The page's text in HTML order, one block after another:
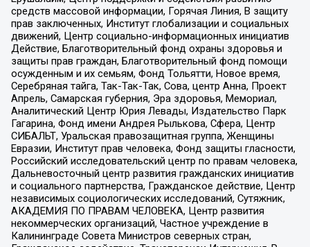
средств массовой информации, Горячая Линия, В защиту
прав заключенных, Институт глобализации и социальных
движений, Центр социально-информационных инициатив
Действие, Благотворительный фонд охраны здоровья и
защиты прав граждан, Благотворительный фонд помощи
осужденным и их семьям, Фонд Тольятти, Новое время,
Серебряная тайга, Так-Так-Так, Сова, центр Анна, Проект
Апрель, Самарская губерния, Эра здоровья, Мемориал,
Аналитический Центр Юрия Левады, Издательство Парк
Гагарина, Фонд имени Андрея Рылькова, Сфера, Центр
СИБАЛЬТ, Уральская правозащитная группа, Женщины
Евразии, Институт прав человека, Фонд защиты гласности,
Российский исследовательский центр по правам человека,
Дальневосточный центр развития гражданских инициатив
и социального партнерства, Гражданское действие, Центр
независимых социологических исследований, Сутяжник,
АКАДЕМИЯ ПО ПРАВАМ ЧЕЛОВЕКА, Центр развития
некоммерческих организаций, Частное учреждение в
Калининграде Совета Министров северных стран,